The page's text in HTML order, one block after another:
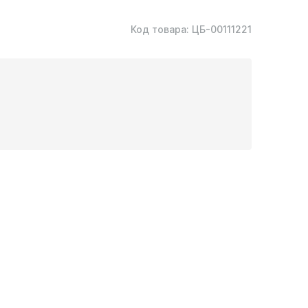
Код товара: ЦБ-00111221